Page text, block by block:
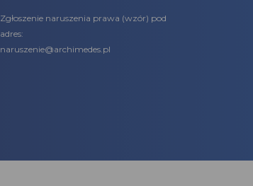
Zgłoszenie naruszenia prawa (wzór) pod
adres:
naruszenie@archimedes.pl